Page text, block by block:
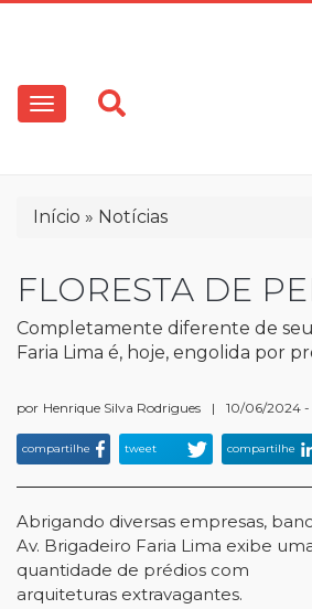
conteúdo
principal
Main
navigation
Trilha
navegação
Início Notícias
FLORESTA DE
Completamente diferente de
Faria Lima é, hoje, engolida por
por Henrique Silva Rodrigues | 10/06/2024 -
compartilhe tweet compartilhe
Abrigando diversas empresas,
Av. Brigadeiro Faria Lima exibe
quantidade de prédios com
arquiteturas extravagantes.